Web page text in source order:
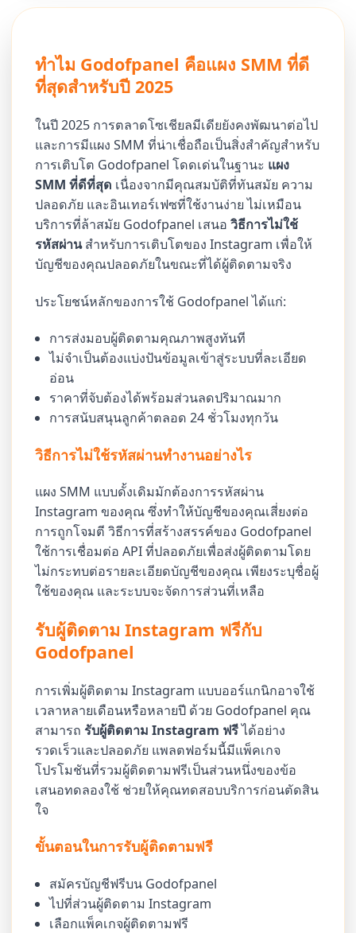
ทำไม Godofpanel คือแผง SMM ที่ดี
ที่สุดสำหรับปี 2025
ในปี 2025 การตลาดโซเชียลมีเดียยังคงพัฒนาต่อไป
และการมีแผง SMM ที่น่าเชื่อถือเป็นสิ่งสำคัญสำหรับ
การเติบโต Godofpanel โดดเด่นในฐานะ แผง
SMM ที่ดีที่สุด เนื่องจากมีคุณสมบัติที่ทันสมัย ความ
ปลอดภัย และอินเทอร์เฟซที่ใช้งานง่าย ไม่เหมือน
บริการที่ล้าสมัย Godofpanel เสนอวิธีการไม่ใช้
รหัสผ่านสำหรับการเติบโตของ Instagram เพื่อให้
บัญชีของคุณปลอดภัยในขณะที่ได้ผู้ติดตามจริง
ประโยชน์หลักของการใช้ Godofpanel ได้แก่:
การส่งมอบผู้ติดตามคุณภาพสูงทันที
ไม่จำเป็นต้องแบ่งปันข้อมูลเข้าสู่ระบบที่ละเอียด
อ่อน
ราคาที่จับต้องได้พร้อมส่วนลดปริมาณมาก
การสนับสนุนลูกค้าตลอด 24 ชั่วโมงทุกวัน
วิธีการไม่ใช้รหัสผ่านทำงานอย่างไร
แผง SMM แบบดั้งเดิมมักต้องการรหัสผ่าน
Instagram ของคุณ ซึ่งทำให้บัญชีของคุณเสี่ยงต่อ
การถูกโจมตี วิธีการที่สร้างสรรค์ของ Godofpanel
ใช้การเชื่อมต่อ API ที่ปลอดภัยเพื่อส่งผู้ติดตามโดย
ไม่กระทบต่อรายละเอียดบัญชีของคุณ เพียงระบุชื่อผู้
ใช้ของคุณ และระบบจะจัดการส่วนที่เหลือ
รับผู้ติดตาม Instagram ฟรีกับ
Godofpanel
การเพิ่มผู้ติดตาม Instagram แบบออร์แกนิกอาจใช้
เวลาหลายเดือนหรือหลายปี ด้วย Godofpanel คุณ
สามารถ รับผู้ติดตาม Instagram ฟรีได้อย่าง
รวดเร็วและปลอดภัย แพลตฟอร์มนี้มีแพ็คเกจ
โปรโมชันที่รวมผู้ติดตามฟรีเป็นส่วนหนึ่งของข้อ
เสนอทดลองใช้ ช่วยให้คุณทดสอบบริการก่อนตัดสิน
ใจ
ขั้นตอนในการรับผู้ติดตามฟรี
สมัครบัญชีฟรีบน Godofpanel
ไปที่ส่วนผู้ติดตาม Instagram
เลือกแพ็คเกจผู้ติดตามฟรี